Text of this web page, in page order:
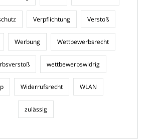
Verpflichtung Verstoß
Werbung Wettbewerbsrecht
wettbewerbswidrig
Widerrufsrecht WLAN
zulässig